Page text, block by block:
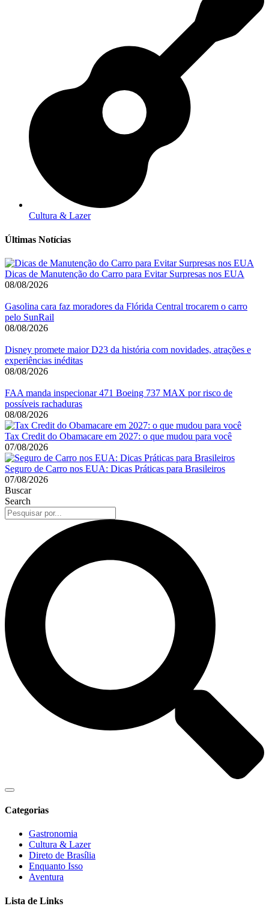
Cultura & Lazer
Últimas Notícias
Dicas de Manutenção do Carro para Evitar Surpresas nos EUA
08/08/2026
Gasolina cara faz moradores da Flórida Central trocarem o carro
pelo SunRail
08/08/2026
Disney promete maior D23 da história com novidades, atrações e
experiências inéditas
08/08/2026
FAA manda inspecionar 471 Boeing 737 MAX por risco de
possíveis rachaduras
08/08/2026
Tax Credit do Obamacare em 2027: o que mudou para você
07/08/2026
Seguro de Carro nos EUA: Dicas Práticas para Brasileiros
07/08/2026
Buscar
Search
Categorias
Gastronomia
Cultura & Lazer
Direto de Brasília
Enquanto Isso
Aventura
Lista de Links